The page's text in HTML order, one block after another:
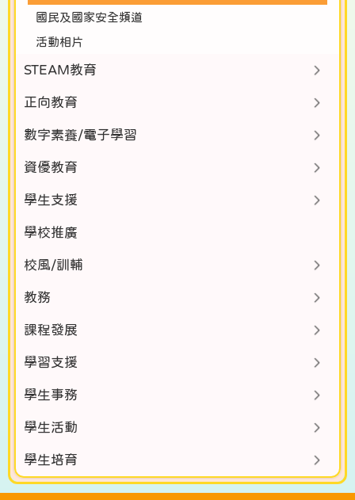
國民及國家安全頻道
活動相片
STEAM教育
正向教育
數字素養/電子學習
資優教育
學生支援
學校推廣
校風/訓輔
教務
課程發展
學習支援
學生事務
學生活動
學生培育